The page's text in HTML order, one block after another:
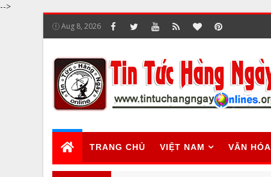
-->
Aug 8, 2026
TRANG CHỦ VIỆT NAM VĂN HÓA